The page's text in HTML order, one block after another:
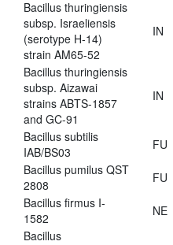
Bacillus thuringiensis
subsp. Israeliensis
(serotype H-14)
strain AM65-52
IN
Bacillus thuringiensis
subsp. Aizawai
strains ABTS-1857
and GC-91
IN
Bacillus subtilis
IAB/BS03
FU
Bacillus pumilus QST
2808
FU
Bacillus firmus I-
1582
NE
Bacillus